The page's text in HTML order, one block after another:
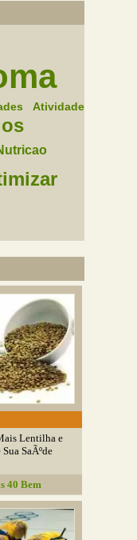
Atividade
Lentilha e
SaÃºde
40 Bem